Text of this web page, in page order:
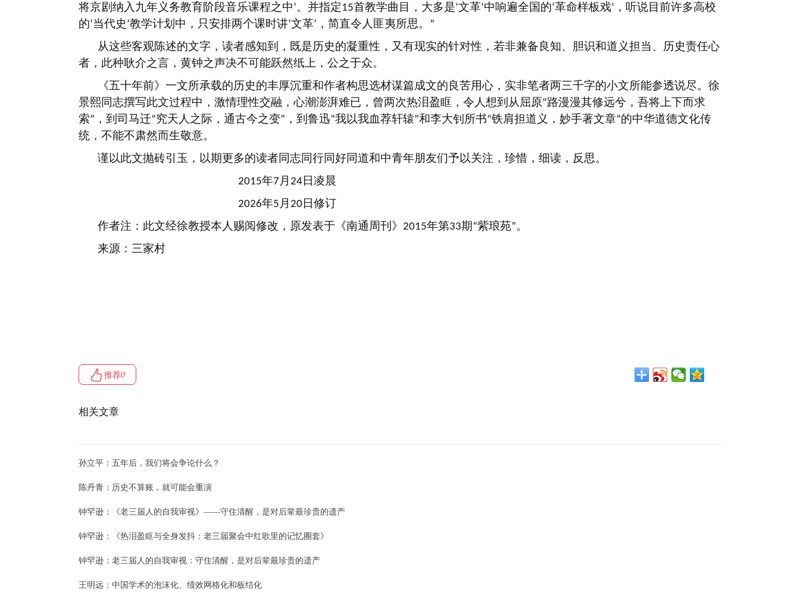
将京剧纳入九年义务教育阶段音乐课程之中’。并指定15首教学曲目，大多是‘文革’中响遍全国的‘革命样板戏’ ，听说目前许多高校
的‘当代史 ’教学计划中，只安排两个课时讲‘文革’ ，简直令人匪夷所思。 ”
从这些客观陈述的文字，读者感知到，既是历史的凝重性，又有现实的针对性，若非兼备良知、胆识和道义担当、历史责任心
者，此种耿介之言，黄钟之声决不可能跃然纸上，公之于众。
《五十年前》一文所承载的历史的丰厚沉重和作者构思选材谋篇成文的良苦用心，实非笔者两三千字的小文所能参透说尽。徐
景熙同志撰写此文过程中，激情理性交融，心潮澎湃难已，曾两次热泪盈眶，令人想到从屈原“路漫漫其修远兮，吾将上下而求
索” ，到司马迁“究天人之际，通古今之变” ，到鲁迅“我以我血荐轩辕”和李大钊所书“铁肩担道义，妙手著文章”的中华道德文化传
统，不能不肃然而生敬意。
谨以此文抛砖引玉，以期更多的读者同志同行同好同道和中青年朋友们予以关注，珍惜，细读，反思。
2015年7 月 24 日凌晨
2026年5 月 20 日修订
作者注：此文经徐教授本人赐阅修改，原发表于《南通周刊》 2015年第33期“紫琅苑”。
来源：三家村
推荐0
相关文章
孙立平：五年后，我们将会争论什么？
陈丹青：历史不算账，就可能会重演
钟罕逊：《老三届人的自我审视》——守住清醒，是对后辈最珍贵的遗产
钟罕逊：《热泪盈眶与全身发抖：老三届聚会中红歌里的记忆圈套》
钟罕逊：老三届人的自我审视：守住清醒，是对后辈最珍贵的遗产
王明远：中国学术的泡沫化、绩效网格化和板结化